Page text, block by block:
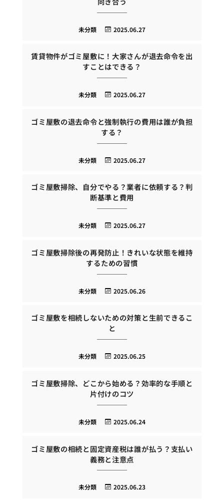
2025.06.27
未分類
賃貸物件がゴミ屋敷に！大家さんが退去命令を出
すことはできる？
2025.06.27
未分類
ゴミ屋敷の退去命令と強制執行の費用は誰が負担
する？
2025.06.27
未分類
ゴミ屋敷掃除、自分でやる？業者に依頼する？判
断基準と費用
2025.06.27
未分類
ゴミ屋敷掃除後の再発防止！きれいな状態を維持
するための習慣
2025.06.26
未分類
ゴミ屋敷を相続しないための対策と生前できるこ
と
2025.06.25
未分類
ゴミ屋敷掃除、どこから始める？効率的な手順と
片付けのコツ
2025.06.24
未分類
ゴミ屋敷の相続と固定資産税は誰が払う？支払い
義務と注意点
2025.06.23
未分類